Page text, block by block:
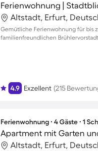
Ferienwohnung |
Altstadt, Erfurt,
Gemütliche Ferienwohnung für bis
familienfreundlichen
4.9 Exzellent (215
Ferienwohnung ∙ 4 Gäste ∙ 1
Altstadt, Erfurt,